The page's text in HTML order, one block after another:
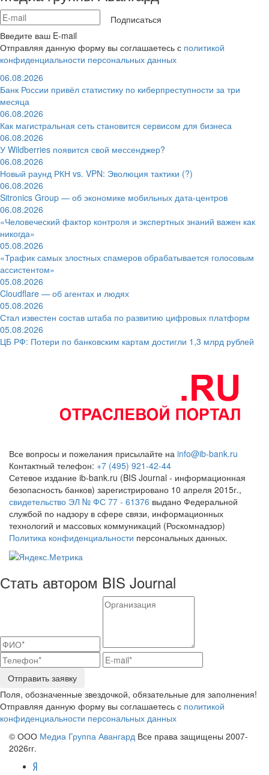
Подписаться
Введите ваш E-mail
Отправляя данную форму вы соглашаетесь с политикой
конфиденциальности персональных данных
06.08.2026
Банк России привёл статистику по киберпреступности за три
месяца
06.08.2026
Как магистральная сеть становится сервисом для бизнеса
06.08.2026
У Wildberries появится свой мессенджер?
06.08.2026
Новый раунд РКН vs. VPN: Эволюция тактики (?)
06.08.2026
Sitronics Group — об экономике мобильных дата-центров
06.08.2026
«Человеческий фактор контроля и экспертных знаний важен как
никогда»
05.08.2026
«Трафик самых злостных спамеров обрабатывается голосовым
ассистентом»
05.08.2026
Cloudflare — об агентах и людях
05.08.2026
Стал известен состав штаба по развитию цифровых платформ
05.08.2026
ЦБ РФ: Потери по банковским картам достигли 1,3 млрд рублей
Все вопросы и пожелания присылайте на info@ib-bank.ru
Контактный телефон: +7 (495) 921-42-44
Сетевое издание ib-bank.ru (BIS Journal - информационная
безопасность банков) зарегистрировано 10 апреля 2015г.,
свидетельство ЭЛ № ФС 77 - 61376 выдано Федеральной
службой по надзору в сфере связи, информационных
технологий и массовых коммуникаций (Роскомнадзор)
Политика конфиденциальности персональных данных.
Стать автором BIS Journal
Отправить заявку
Поля, обозначенные звездочкой, обязательные для заполнения!
Отправляя данную форму вы соглашаетесь с политикой
конфиденциальности персональных данных
© ООО Медиа Группа Авангард Все права защищены 2007-
2026гг.